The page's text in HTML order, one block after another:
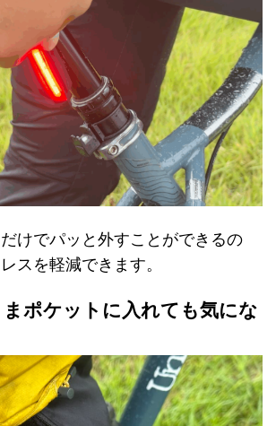
だけでパッと外すことができるの
スを軽減できます。
ポケットに入れても気にな